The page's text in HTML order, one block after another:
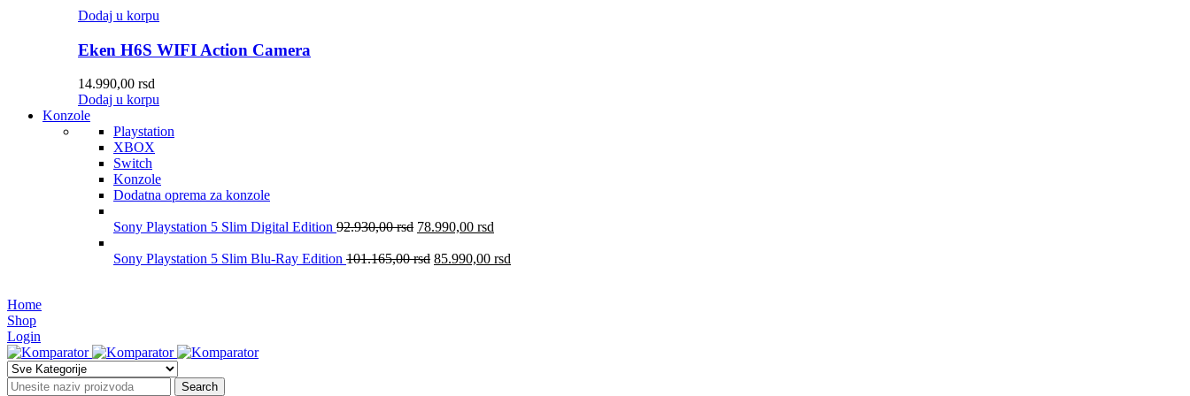
Dodaj u korpu
Eken H6S WIFI Action Camera
14.990,00 rsd
Dodaj u korpu
Konzole
Playstation
XBOX
Switch
Konzole
Dodatna oprema za konzole
Sony Playstation 5 Slim Digital Edition 92.930,00rsd 78.990,00 rsd
Sony Playstation 5 Slim Blu-Ray Edition 101.165,00rsd 85.990,00 rsd
Home
Shop
Login